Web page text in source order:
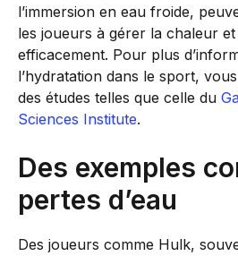
l’immersion en eau froide,
les joueurs à gérer la chaleur
efficacement. Pour plus
l’hydratation dans le sport,
des études telles que celle du
Sciences Institute.
Des exemples
pertes d’eau
Des joueurs comme Hulk,